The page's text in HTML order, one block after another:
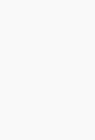
lợi khóa lại khi
trẻ em
thao tác vệ